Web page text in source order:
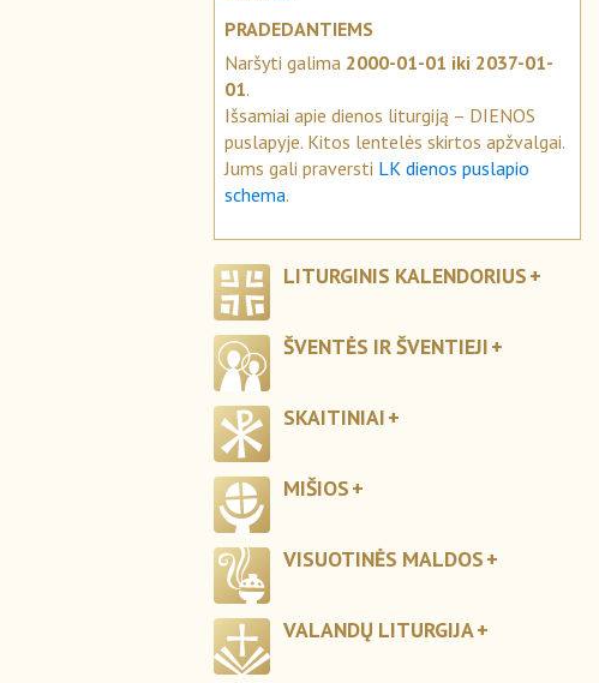
PRADEDANTIEMS
Naršyti galima 2000-01-01 iki 2037-01-
01.
Išsamiai apie dienos liturgiją – DIENOS
puslapyje. Kitos lentelės skirtos apžvalgai.
Jums gali praversti LK dienos puslapio
schema.
LITURGINIS KALENDORIUS
ŠVENTĖS IR ŠVENTIEJI
SKAITINIAI
MIŠIOS
VISUOTINĖS MALDOS
VALANDŲ LITURGIJA